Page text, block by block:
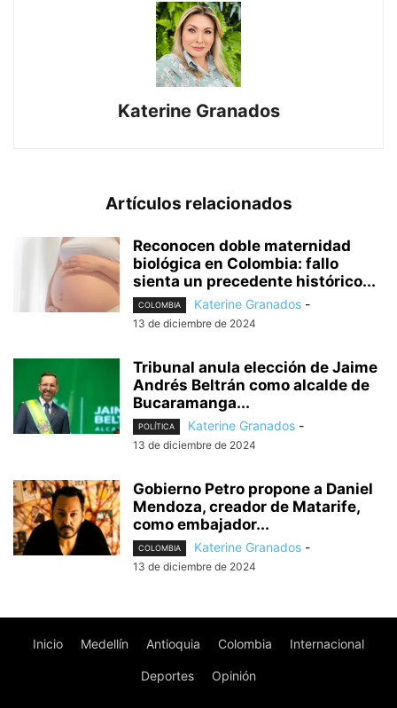
Katerine Granados
Artículos relacionados
Reconocen doble maternidad
biológica en Colombia: fallo
sienta un precedente histórico...
COLOMBIA Katerine Granados -
13 de diciembre de 2024
Tribunal anula elección de Jaime
Andrés Beltrán como alcalde de
Bucaramanga...
POLÍTICA Katerine Granados -
13 de diciembre de 2024
Gobierno Petro propone a Daniel
Mendoza, creador de Matarife,
como embajador...
COLOMBIA Katerine Granados -
13 de diciembre de 2024
Inicio Medellín Antioquia Colombia Internacional
Deportes Opinión